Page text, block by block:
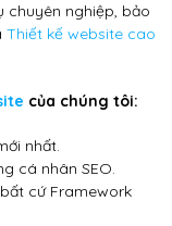
chuyên nghiệp, bảo
Thiết kế website cao
của chúng tôi:
nhất.
cá nhân SEO.
cứ Framework